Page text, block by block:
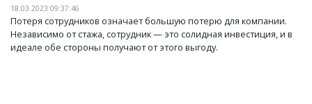
18.03.2023 09:37:46
Потеря сотрудников означает большую потерю для компании.
Независимо от стажа, сотрудник — это солидная инвестиция, и в
идеале обе стороны получают от этого выгоду.